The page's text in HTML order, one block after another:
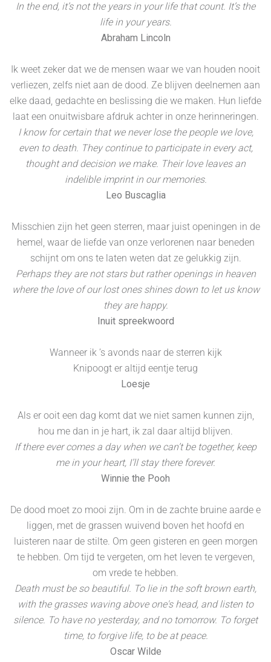
In the end, it’s not the years in your life that count. It’s the
life in your years.
Abraham Lincoln
Ik weet zeker dat we de mensen waar we van houden nooit
verliezen, zelfs niet aan de dood. Ze blijven deelnemen aan
elke daad, gedachte en beslissing die we maken. Hun liefde
laat een onuitwisbare afdruk achter in onze herinneringen.
I know for certain that we never lose the people we love,
even to death. They continue to participate in every act,
thought and decision we make. Their love leaves an
indelible imprint in our memories.
Leo Buscaglia
Misschien zijn het geen sterren, maar juist openingen in de
hemel, waar de liefde van onze verlorenen naar beneden
schijnt om ons te laten weten dat ze gelukkig zijn.
Perhaps they are not stars but rather openings in heaven
where the love of our lost ones shines down to let us know
they are happy.
Inuit spreekwoord
Wanneer ik ’s avonds naar de sterren kijk
Knipoogt er altijd eentje terug
Loesje
Als er ooit een dag komt dat we niet samen kunnen zijn,
hou me dan in je hart, ik zal daar altijd blijven.
If there ever comes a day when we can’t be together, keep
me in your heart, I’ll stay there forever.
Winnie the Pooh
De dood moet zo mooi zijn. Om in de zachte bruine aarde e
liggen, met de grassen wuivend boven het hoofd en
luisteren naar de stilte. Om geen gisteren en geen morgen
te hebben. Om tijd te vergeten, om het leven te vergeven,
om vrede te hebben.
Death must be so beautiful. To lie in the soft brown earth,
with the grasses waving above one's head, and listen to
silence. To have no yesterday, and no tomorrow. To forget
time, to forgive life, to be at peace.
Oscar Wilde